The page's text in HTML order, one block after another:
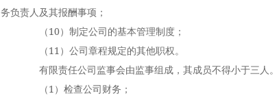
务负责人及其报酬事项；
（10）制定公司的基本管理制度；
（11）公司章程规定的其他职权。
有限责任公司监事会由监事组成，其成员不得小于三人。
（1）检查公司财务；